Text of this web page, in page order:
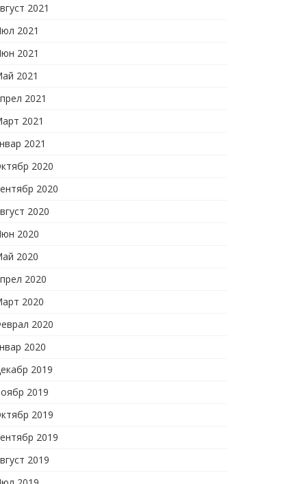
2021
2021
2021
2021
2021
2021
2021
2020
2020
2020
2020
2020
2020
2020
2020
2020
2019
2019
2019
2019
2019